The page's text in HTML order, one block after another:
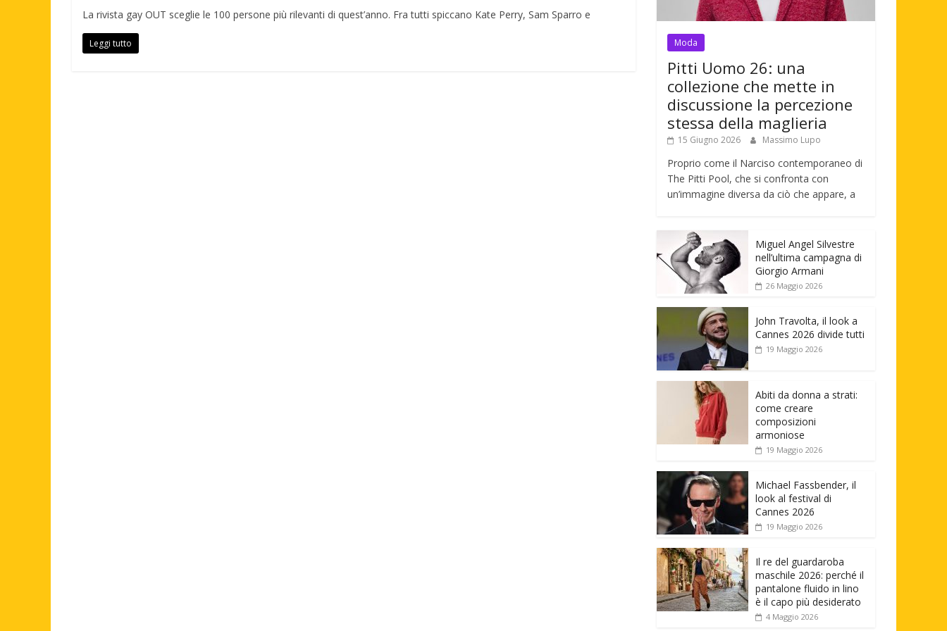
La rivista gay OUT sceglie le 100 persone più rilevanti di quest’anno. Fra tutti spiccano Kate Perry, Sam Sparro e
Leggi tutto Moda
Pitti Uomo 26: una
collezione che mette in
discussione la percezione
stessa della maglieria
15 Giugno 2026 Massimo Lupo
Proprio come il Narciso contemporaneo di
The Pitti Pool, che si confronta con
un’immagine diversa da ciò che appare, a
Miguel Angel Silvestre
nell’ultima campagna di
Giorgio Armani
26 Maggio 2026
John Travolta, il look a
Cannes 2026 divide tutti
19 Maggio 2026
Abiti da donna a strati:
come creare
composizioni
armoniose
19 Maggio 2026
Michael Fassbender, il
look al festival di
Cannes 2026
19 Maggio 2026
Il re del guardaroba
maschile 2026: perché il
pantalone fluido in lino
è il capo più desiderato
4 Maggio 2026